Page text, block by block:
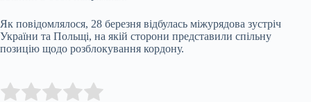
Як повідомлялося, 28 березня відбулась міжурядова зустріч
України та Польщі, на якій сторони представили спільну
позицію щодо розблокування кордону.
Rate this item: